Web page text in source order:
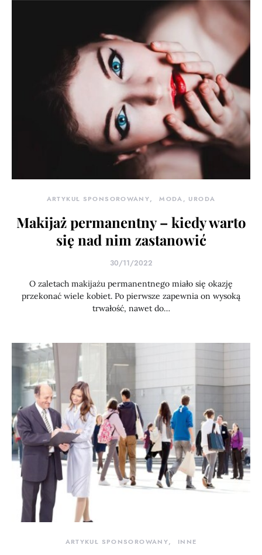
ARTYKUŁ SPONSOROWANY MODA, URODA
Makijaż permanentny – kiedy warto
się nad nim zastanowić
30/11/2022
O zaletach makijażu permanentnego miało się okazję
przekonać wiele kobiet. Po pierwsze zapewnia on wysoką
trwałość, nawet do…
ARTYKUŁ SPONSOROWANY INNE